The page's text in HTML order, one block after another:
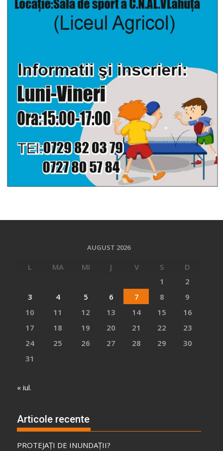
AUGUST 2026
L MA MI J V S
D
1
2
3
4 5 6 7 8
9
10
11 12 13 14 15
16
17
18 19 20 21 22
23
24
25 26 27 28 29
30
31
« iul.
Articole recente
PROTEJAȚI DE INUNDAȚII?